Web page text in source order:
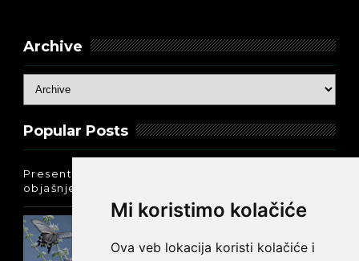
Mi koristimo kolačiće
Ova veb lokacija koristi kolačiće i
Archive
Popular Posts
Present Perfect Simple - najjednostavnije
objašnjenje :-)